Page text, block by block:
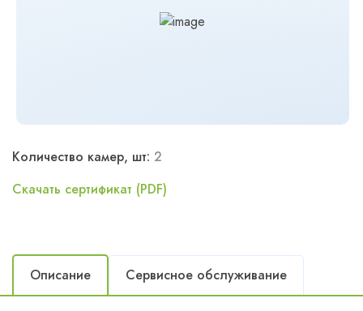
Количество камер, шт: 2
Скачать сертификат (PDF)
Описание Сервисное обслуживание